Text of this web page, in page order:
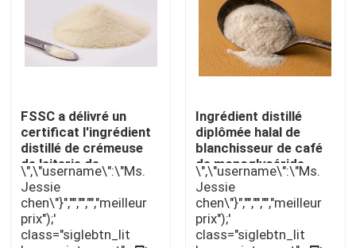
Émulsifiants alimentaires naturels
Mono et diglycérides
Monostéarate de glycérol
Émulsifiant de promoteur de gâteau
FSSC a délivré un
certificat l'ingrédient
distillé de crémeuse
de laiterie de
monoglycéride
d'additif non
\",\"username\":\"Ms.
Jessie
chen\"}","","","","meilleur
prix");'
class="siglebtn_lit
Ingrédient distillé
diplômée halal de
blanchisseur de café
de monoglycéride
d'additif
\",\"username\":\"Ms.
Jessie
chen\"}","","","","meilleur
prix");'
class="siglebtn_lit